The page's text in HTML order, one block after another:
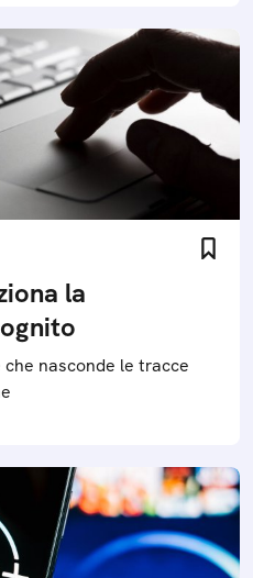
la
nasconde le tracce